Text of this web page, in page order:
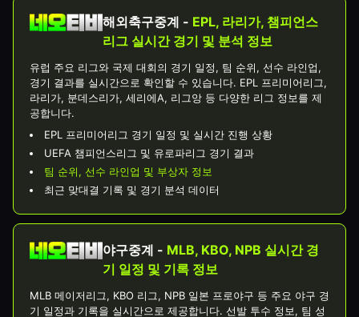
해외축구중계 - EPL, 라리가, 챔피언스
리그 실시간 경기 및 분석 정보
유럽 주요 리그와 국제 대회의 경기 일정, 팀 순위, 선수 라인업,
경기 결과를 실시간으로 확인할 수 있습니다. EPL 프리미어리그,
라리가, 분데스리가, 세리에A, 리그앙 등 다양한 리그 정보를 제
공합니다.
EPL 프리미어리그 경기 일정 및 실시간 진행 상황
UEFA 챔피언스리그 및 유로파리그 경기 결과
팀 순위, 선수 라인업 및 부상자 정보
최근 맞대결 기록 및 경기 분석 데이터
야구중계 - MLB, KBO, NPB 실시간 경
기 일정 및 기록 정보
MLB 메이저리그, KBO 리그, NPB 일본 프로야구 등 주요 야구 경
기 일정과 기록을 실시간으로 제공합니다. 선발 투수 정보, 팀 성